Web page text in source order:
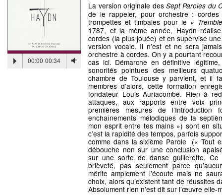
00:00 00:34
La version originale desSept Paroles du
de le rappeler, pour orchestre :
trompettes et timbales pour le «
1787, et la même année, Haydn
cordes (la plus jouée) et en supervise
version vocale. Il n’est et ne sera
orchestre à cordes. On y a pourtant
cas ici. Démarche en définitive
sonorités pointues des meilleurs
chambre de Toulouse y parvient, et il
membres d’alors, cette formation
fondateur Louis Auriacombe. Rien à
attaques, aux rapports entre voix
premières mesures de
enchaînements mélodiques de la
mon esprit entre tes mains ») sont en
c’est la rapidité des tempos, parfois
comme dans la sixième Parole (« Tout
débouche non sur une conclusion
sur une sorte de danse guillerette.
brièveté, pas seulement parce
mérite amplement l’écoute mais ne
choix, alors qu’existent tant de réussites
Absolument rien n’est dit sur l’œuvre elle-